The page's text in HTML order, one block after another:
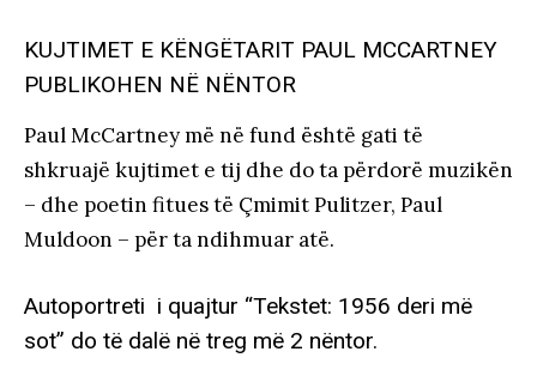
KUJTIMET E KËNGËTARIT PAUL MCCARTNEY
PUBLIKOHEN NË NËNTOR
Paul McCartney më në fund është gati të
shkruajë kujtimet e tij dhe do ta përdorë muzikën
– dhe poetin fitues të Çmimit Pulitzer, Paul
Muldoon – për ta ndihmuar atë.
Autoportreti i quajtur “Tekstet: 1956 deri më
sot” do të dalë në treg më 2 nëntor.